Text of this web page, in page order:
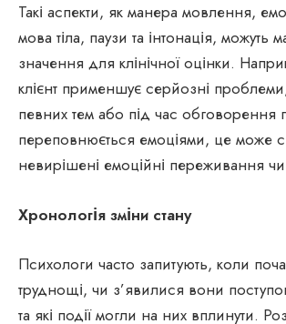
Такі аспекти, як манера мовлення,
мова тіла, паузи та інтонація, можуть
значення для клінічної оцінки.
клієнт применшує серйозні
певних тем або під час обговорення
переповнюється емоціями, це може
невирішені емоційні переживання
Хронологія зміни стану
Психологи часто запитують, коли
труднощі, чи з’явилися вони
та які події могли на них вплинути.